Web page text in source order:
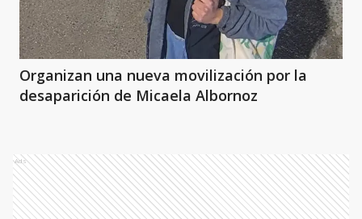
Organizan una nueva movilización por la
desaparición de Micaela Albornoz
Ads